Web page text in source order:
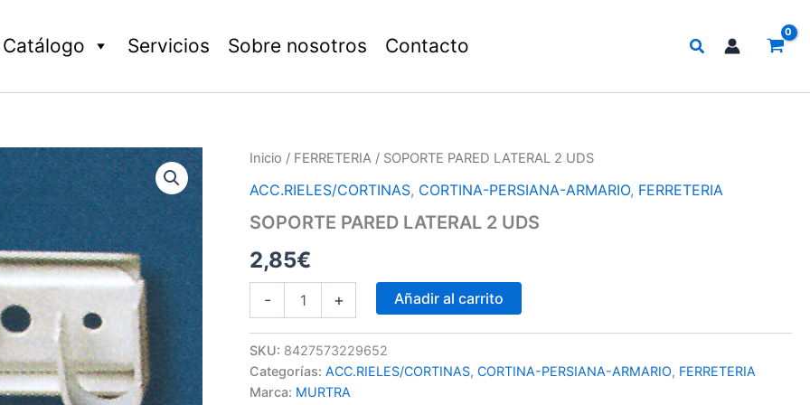
Catálogo Servicios Sobre nosotros Contacto Buscar
Inicio / FERRETERIA / SOPORTE PARED LATERAL 2 UDS
ACC.RIELES/CORTINAS, CORTINA-PERSIANA-ARMARIO, FERRETERIA
SOPORTE PARED LATERAL 2 UDS
2,85€
-
SOPORTE
LATERAL
UDS
+ Añadir al carrito
SKU: 8427573229652
Categorías:ACC.RIELES/CORTINAS,CORTINA-PERSIANA-ARMARIO, FERRETERIA
Marca: MURTRA